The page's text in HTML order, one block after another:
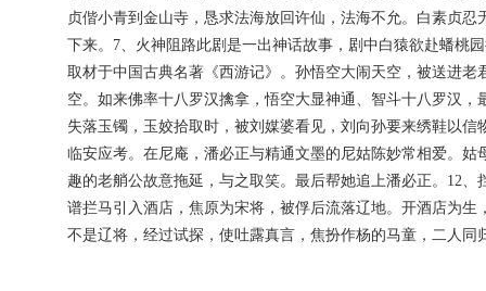
贞偕小青到金山寺，恳求法海放回许仙，法海不允。白素贞
下来。7、火神阻路此剧是一出神话故事，剧中白猿欲赴蟠桃
取材于中国古典名著《西游记》。孙悟空大闹天空，被送进
空。如来佛率十八罗汉擒拿，悟空大显神通、智斗十八罗汉
失落玉镯，玉姣拾取时，被刘媒婆看见，刘向孙要来绣鞋以
临安应考。在尼庵，潘必正与精通文墨的尼姑陈妙常相爱。
趣的老艄公故意拖延，与之取笑。最后帮她追上潘必正。12
谱拦马引入酒店，焦原为宋将，被俘后流落辽地。开酒店为
不是辽将，经过试探，使吐露真言，焦扮作杨的马童，二人同